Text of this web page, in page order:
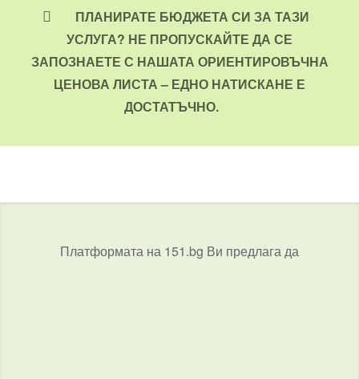
ПЛАНИРАТЕ БЮДЖЕТА СИ ЗА ТАЗИ
УСЛУГА? НЕ ПРОПУСКАЙТЕ ДА СЕ
ЗАПОЗНАЕТЕ С НАШАТА ОРИЕНТИРОВЪЧНА
ЦЕНОВА ЛИСТА – ЕДНО НАТИСКАНЕ Е
ДОСТАТЪЧНО.
Платформата на 151.bg Ви предлага да